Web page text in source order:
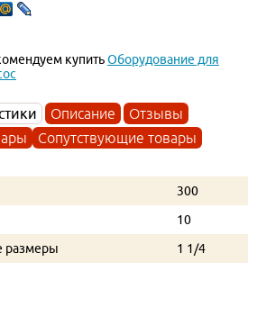
купитьОборудование для
Описание
Отзывы
Сопутствующие товары
300
10
размеры
1 1/4